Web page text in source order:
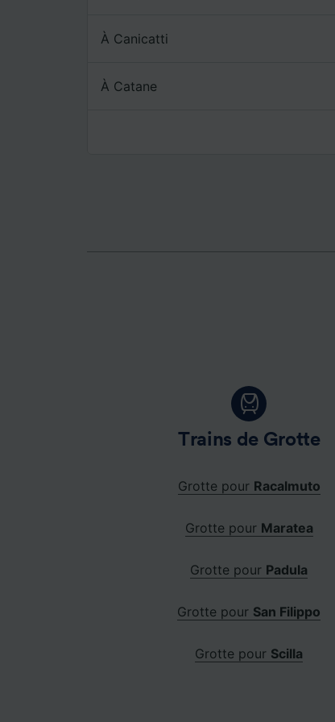
À Canicatti
À Catane
Trains de Grotte
Grotte pour Racalmuto
Grotte pour Maratea
Grotte pour Padula
Grotte pour San Filippo
Grotte pour Scilla